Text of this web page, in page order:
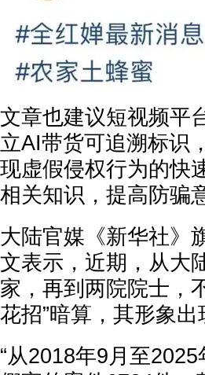
文章也建议短视频平
立AI带货可追溯标识
现虚假侵权行为的快
相关知识，提高防骗
大陆官媒《新华社》
文表示，近期，从大
家，再到两院院士，
花招”暗算，其形象
“从2018年9月至